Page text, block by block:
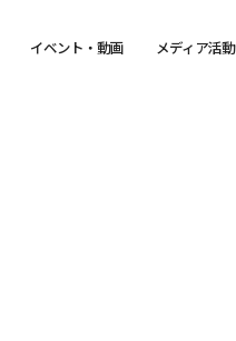
イベント・動画 メディア活動